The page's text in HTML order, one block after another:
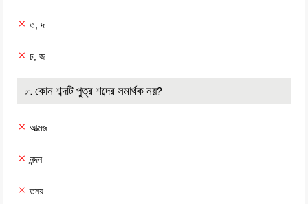
ত, দ
চ, জ
৮. কোন শব্দটি পুত্র শব্দের সমার্থক নয়?
আত্মজ
নন্দন
তনয়